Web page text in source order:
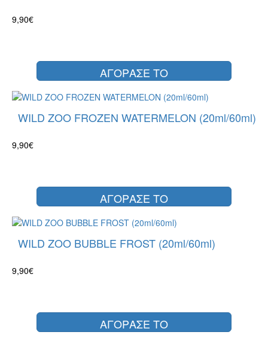
9,90€
ΑΓΟΡΑΣΕ ΤΟ
WILD ZOO FROZEN WATERMELON (20ml/60ml)
9,90€
ΑΓΟΡΑΣΕ ΤΟ
WILD ZOO BUBBLE FROST (20ml/60ml)
9,90€
ΑΓΟΡΑΣΕ ΤΟ